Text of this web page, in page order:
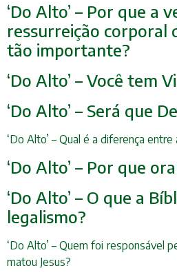
‘Do Alto’ – Por que a
ressurreição corporal
tão importante?
‘Do Alto’ – Você tem
‘Do Alto’ – Será que
‘Do Alto’ – Qual é a diferença
‘Do Alto’ – Por que
‘Do Alto’ – O que a
legalismo?
‘Do Alto’ – Quem foi responsável
matou Jesus?